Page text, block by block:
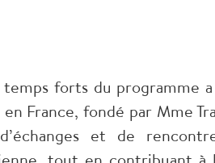
temps forts du
France, fondé par Mme
et de